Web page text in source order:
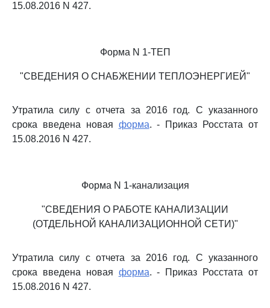
15.08.2016 N 427.
Форма N 1-ТЕП
"СВЕДЕНИЯ О СНАБЖЕНИИ ТЕПЛОЭНЕРГИЕЙ"
Утратила силу с отчета за 2016 год. С указанного
срока введена новая форма. - Приказ Росстата от
15.08.2016 N 427.
Форма N 1-канализация
"СВЕДЕНИЯ О РАБОТЕ КАНАЛИЗАЦИИ
(ОТДЕЛЬНОЙ КАНАЛИЗАЦИОННОЙ СЕТИ)"
Утратила силу с отчета за 2016 год. С указанного
срока введена новая форма. - Приказ Росстата от
15.08.2016 N 427.